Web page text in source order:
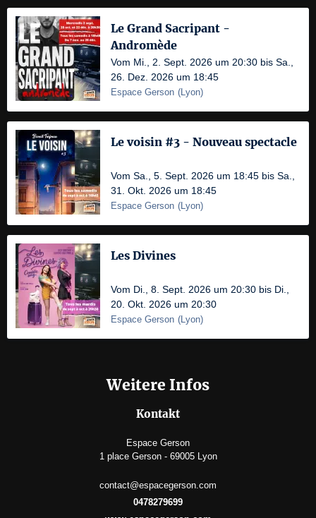
Le Grand Sacripant -
Andromède
Vom Mi., 2. Sept. 2026 um 20:30 bis Sa.,
26. Dez. 2026 um 18:45
Espace Gerson (Lyon)
Le voisin #3 - Nouveau spectacle
Vom Sa., 5. Sept. 2026 um 18:45 bis Sa.,
31. Okt. 2026 um 18:45
Espace Gerson (Lyon)
Les Divines
Vom Di., 8. Sept. 2026 um 20:30 bis Di.,
20. Okt. 2026 um 20:30
Espace Gerson (Lyon)
Weitere Infos
Kontakt
Espace Gerson
1 place Gerson - 69005 Lyon
contact@espacegerson.com
0478279699